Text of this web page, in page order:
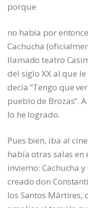
porque
no había por
Cachucha
llamado teatro
del siglo XX al que
decía “Tengo que
pueblo de Brozas”.
lo he logrado.
Pues bien, iba al
había otras salas en
invierno: Cachucha
creado don
los Santos Mártires,